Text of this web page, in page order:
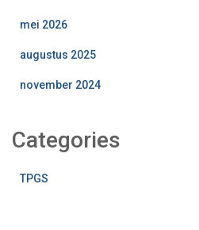
mei 2026
augustus 2025
november 2024
Categories
TPGS